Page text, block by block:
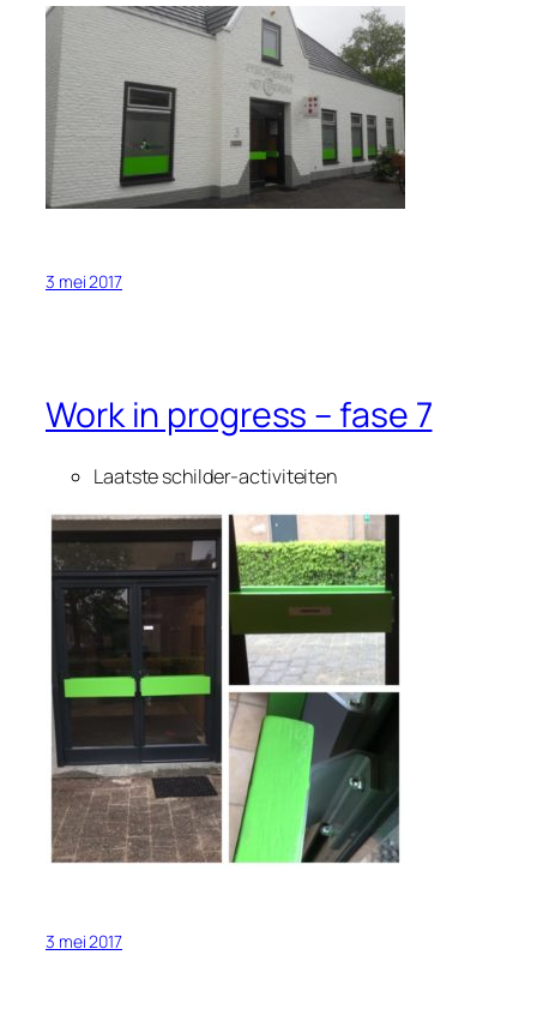
3 mei 2017
Work in progress – fase 7
Laatste schilder-activiteiten
3 mei 2017